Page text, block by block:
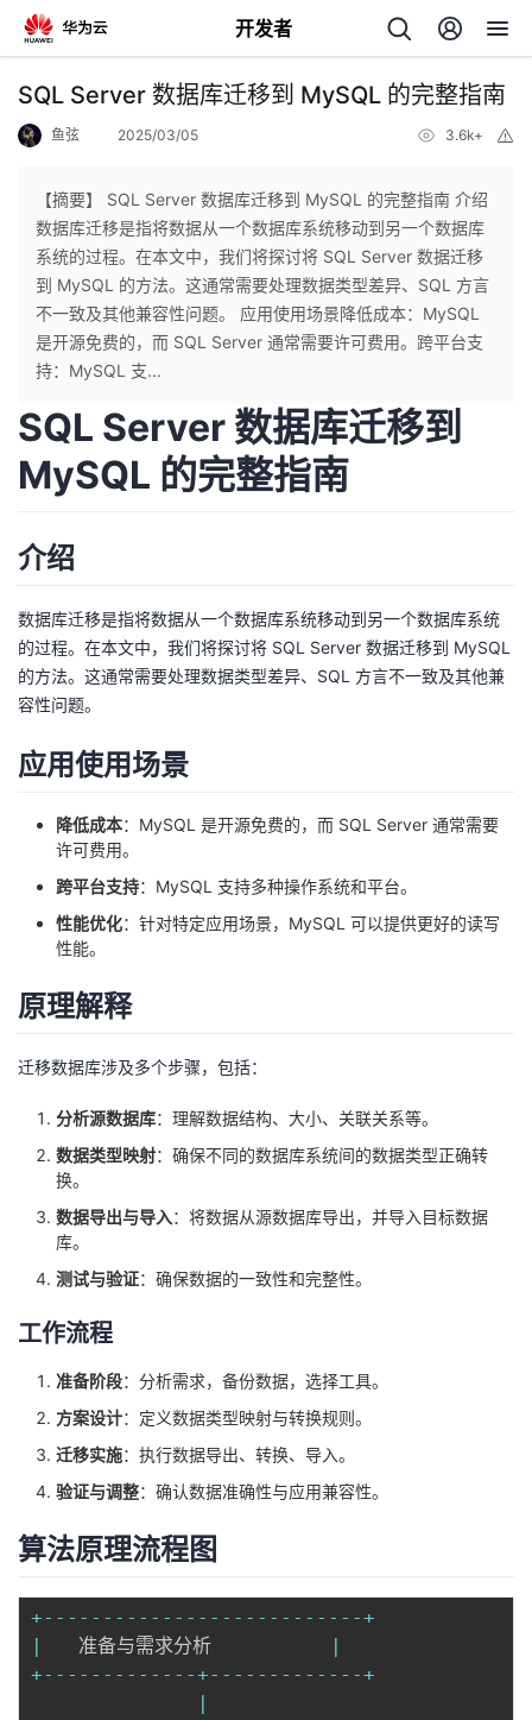
开发者
返
个
人
页
我
开
者
我
的
我
坛
圈
子
的
直
我
的
我
发
者
学
堂
我
课
程
的
认
我
的
我
Programs
的
支
我
的
术
支
我
云
声
SQL Server 数据库迁移到 MySQL 的完整指南
鱼弦 2025/03/05 3.6k+
【摘要】 SQL Server 数据库迁移到 MySQL 的完整指南 介绍
数据库迁移是指将数据从一个数据库系统移动到另一个数据库
系统的过程。在本文中，我们将探讨将 SQL Server 数据迁移
到 MySQL 的方法。这通常需要处理数据类型差异、SQL 方言
不一致及其他兼容性问题。 应用使用场景降低成本：MySQL
是开源免费的，而 SQL Server 通常需要许可费用。跨平台支
持：MySQL 支...
SQL Server 数据库迁移到
MySQL 的完整指南
介绍
数据库迁移是指将数据从一个数据库系统移动到另一个数据库系统
的过程。在本文中，我们将探讨将 SQL Server 数据迁移到 MySQL
的方法。这通常需要处理数据类型差异、SQL 方言不一致及其他兼
容性问题。
应用使用场景
降低成本：MySQL 是开源免费的，而 SQL Server 通常需要
许可费用。
跨平台支持：MySQL 支持多种操作系统和平台。
性能优化：针对特定应用场景，MySQL 可以提供更好的读写
性能。
原理解释
迁移数据库涉及多个步骤，包括：
分析源数据库：理解数据结构、大小、关联关系等。
数据类型映射：确保不同的数据库系统间的数据类型正确转
换。
数据导出与导入：将数据从源数据库导出，并导入目标数据
库。
测试与验证：确保数据的一致性和完整性。
工作流程
准备阶段：分析需求，备份数据，选择工具。
方案设计：定义数据类型映射与转换规则。
迁移实施：执行数据导出、转换、导入。
验证与调整：确认数据准确性与应用兼容性。
算法原理流程图
+-- -- -- -- -- -- -- -- -- -- -- -- -- -+
   准备与需求分析
+-- -- -- -- -- -- -+-- -- -- -- -- -- -+